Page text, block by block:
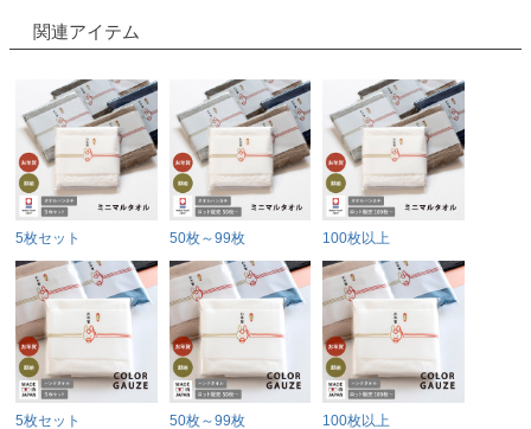
関連アイテム
5枚セット 50枚～99枚 100枚以上
5枚セット 50枚～99枚 100枚以上